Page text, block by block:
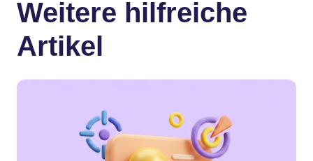
Weitere hilfreiche
Artikel